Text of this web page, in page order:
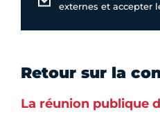
externes et accepter
Retour sur la
La réunion publique